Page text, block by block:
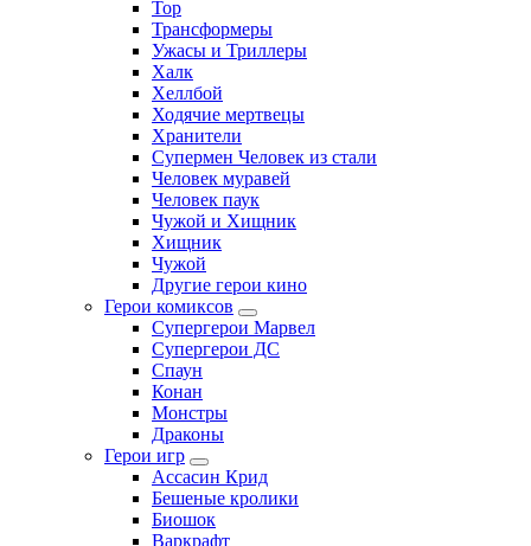
Тор
Трансформеры
Ужасы и Триллеры
Халк
Хеллбой
Ходячие мертвецы
Хранители
Супермен Человек из стали
Человек муравей
Человек паук
Чужой и Хищник
Хищник
Чужой
Другие герои кино
Герои комиксов
Супергерои Марвел
Супергерои ДС
Спаун
Конан
Монстры
Драконы
Герои игр
Ассасин Крид
Бешеные кролики
Биошок
Варкрафт